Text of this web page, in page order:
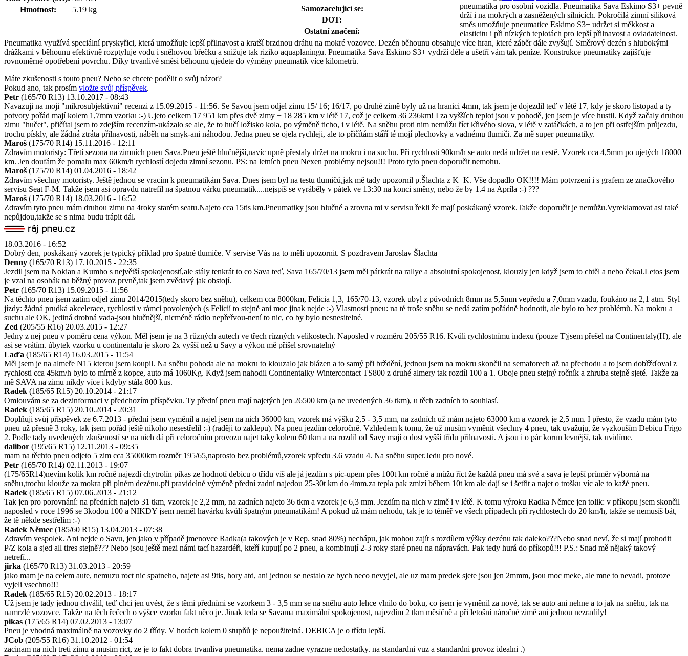
Hmotnost:
5.19 kg
Samozacelující se:
DOT:
Ostatní značení:
pneumatika pro osobní vozidla. Pneumatika Sava Eskimo S3+ pevně
drží i na mokrých a zasněžených silnicích. Pokročilá zimní siliková
směs umožňuje pneumatice Eskimo S3+ udržet si měkkost a
elasticitu i při nízkých teplotách pro lepší přilnavost a ovladatelnost.
Pneumatika využívá speciální pryskyřici, která umožňuje lepší přilnavost a kratší brzdnou dráhu na mokré vozovce. Dezén běhounu obsahuje více hran, které záběr dále zvyšují. Směrový dezén s hlubokými
drážkami v běhounu efektivně rozptyluje vodu i sněhovou břečku a snižuje tak riziko aquaplaningu. Pneumatika Sava Eskimo S3+ vydrží déle a ušetří vám tak peníze. Konstrukce pneumatiky zajišťuje
rovnoměrné opotřebení povrchu. Díky trvanlivé směsi běhounu ujedete do výměny pneumatik více kilometrů.
Máte zkušenosti s touto pneu? Nebo se chcete podělit o svůj názor?
Pokud ano, tak prosím vložte svůj příspěvek.
Petr (165/70 R13) 13.10.2017 - 08:43
Navazuji na moji "mikrosubjektivní" recenzi z 15.09.2015 - 11:56. Se Savou jsem odjel zimu 15/ 16; 16/17, po druhé zimě byly už na hranici 4mm, tak jsem je dojezdil teď v létě 17, kdy je skoro listopad a ty
potvory pořád mají kolem 1,7mm vzorku :-) Ujeto celkem 17 951 km přes dvě zimy + 18 285 km v létě 17, což je celkem 36 236km! I za vyšších teplot jsou v pohodě, jen jsem je více hustil. Když začaly druhou
zimu "hučet", přičítal jsem to zdejším recenzím-ukázalo se ale, že to hučí ložisko kola, po výměně ticho, i v létě. Na sněhu proti nim nemůžu říct křivého slova, v létě v zatáčkách, a to jen při ostřejším průjezdu,
trochu pískly, ale žádná ztráta přilnavosti, náběh na smyk-ani náhodou. Jedna pneu se ojela rychleji, ale to přičítám stáří té mojí plechovky a vadnému tlumiči. Za mě super pneumatiky.
Maroš (175/70 R14) 15.11.2016 - 12:11
Zdravím motoristy: Třetí sezona na zimních pneu Sava.Pneu ještě hlučnější,navíc upně přestaly držet na mokru i na suchu. Při rychlosti 90km/h se auto nedá udržet na cestě. Vzorek cca 4,5mm po ujetých 18000
km. Jen doufám že pomalu max 60km/h rychlostí dojedu zimní sezonu. PS: na letních pneu Nexen problémy nejsou!!! Proto tyto pneu doporučit nemohu.
Maroš (175/70 R14) 01.04.2016 - 18:42
Zdravím všechny motoristy. Ještě jednou se vracím k pneumatikám Sava. Dnes jsem byl na testu tlumičů,jak mě tady upozornil p.Šlachta z K+K. Vše dopadlo OK!!!! Mám potvrzení i s grafem ze značkového
servisu Seat F-M. Takže jsem asi opravdu natrefil na špatnou várku pneumatik....nejspíš se vyráběly v pátek ve 13:30 na konci směny, nebo že by 1.4 na Apríla :-) ???
Maroš (175/70 R14) 18.03.2016 - 16:52
Zdravím tyto pneu mám druhou zimu na 4roky starém seatu.Najeto cca 15tis km.Pneumatiky jsou hlučné a zrovna mi v servisu řekli že mají poskákaný vzorek.Takže doporučit je nemůžu.Vyreklamovat asi také
nepůjdou,takže se s nima budu trápit dál.
18.03.2016 - 16:52
Dobrý den, poskákaný vzorek je typický příklad pro špatné tlumiče. V servise Vás na to měli upozornit. S pozdravem Jaroslav Šlachta
Denny (165/70 R13) 17.10.2015 - 22:35
Jezdil jsem na Nokian a Kumho s největší spokojeností,ale stály tenkrát to co Sava teď, Sava 165/70/13 jsem měl párkrát na rallye a absolutní spokojenost, klouzly jen když jsem to chtěl a nebo čekal.Letos jsem
je vzal na osobák na běžný provoz prvně,tak jsem zvědavý jak obstojí.
Petr (165/70 R13) 15.09.2015 - 11:56
Na těchto pneu jsem zatím odjel zimu 2014/2015(tedy skoro bez sněhu), celkem cca 8000km, Felicia 1,3, 165/70-13, vzorek ubyl z původních 8mm na 5,5mm vepředu a 7,0mm vzadu, foukáno na 2,1 atm. Styl
jízdy: žádná prudká akcelerace, rychlosti v rámci povolených (s Felicií to stejně ani moc jinak nejde :-) Vlastnosti pneu: na té troše sněhu se nedá zatím pořádně hodnotit, ale bylo to bez problémů. Na mokru a
suchu ale OK, jediná drobná vada-jsou hlučnější, nicméně rádio nepřeřvou-není to nic, co by bylo nesnesitelné.
Zed (205/55 R16) 20.03.2015 - 12:27
Jedny z nej pneu v poměru cena výkon. Měl jsem je na 3 různých autech ve třech různých velikostech. Naposled v rozměru 205/55 R16. Kvůli rychlostnímu indexu (pouze T)jsem přešel na Continentaly(H), ale
asi se vrátím. úbytek vzorku u continentalu je skoro 2x vyšší než u Savy a výkon mě přišel srovnatelný
Laďa (185/65 R14) 16.03.2015 - 11:54
Měl jsem je na almeře N15 kterou jsem koupil. Na sněhu pohoda ale na mokru to klouzalo jak blázen a to samý při brždění, jednou jsem na mokru skončil na semaforech až na přechodu a to jsem dobřžďoval z
rychlosti cca 45km/h bylo to mírně z kopce, auto má 1060Kg. Když jsem nahodil Continentalky Wintercontact TS800 z druhé almery tak rozdíl 100 a 1. Oboje pneu stejný ročník a zhruba stejně sjeté. Takže za
mě SAVA na zimu nikdy více i kdyby stála 800 kus.
Radek (185/65 R15) 20.10.2014 - 21:17
Omlouvám se za dezinformaci v předchozím příspěvku. Ty přední pneu mají najetých jen 26500 km (a ne uvedených 36 tkm), u těch zadních to souhlasí.
Radek (185/65 R15) 20.10.2014 - 20:31
Doplňuji svůj příspěvek ze 6.7.2013 - přední jsem vyměnil a najel jsem na nich 36000 km, vzorek má výšku 2,5 - 3,5 mm, na zadních už mám najeto 63000 km a vzorek je 2,5 mm. I přesto, že vzadu mám tyto
pneu už přesně 3 roky, tak jsem pořád ještě nikoho nesestřelil :-) (raději to zaklepu). Na pneu jezdím celoročně. Vzhledem k tomu, že už musím vyměnit všechny 4 pneu, tak uvažuju, že vyzkouším Debicu Frigo
2. Podle tady uvedených zkušeností se na nich dá při celoročním provozu najet taky kolem 60 tkm a na rozdíl od Savy mají o dost vyšší třídu přilnavosti. A jsou i o pár korun levnější, tak uvidíme.
dalibor (195/65 R15) 12.11.2013 - 09:35
mam na těchto pneu odjeto 5 zim cca 35000km rozměr 195/65,naprosto bez problémů,vzorek vpředu 3.6 vzadu 4. Na sněhu super.Jedu pro nové.
Petr (165/70 R14) 02.11.2013 - 19:07
(175/65R14)nevím kolik km ročně najezdí chytrolín pikas ze hodnotí debicu o třídu víš ale já jezdím s pic-upem přes 100t km ročně a můžu říct že každá pneu má své a sava je lepší průměr výborná na
sněhu,trochu klouže za mokra při plném dezénu.při pravidelné výměně přední zadní najedou 25-30t km do 4mm.za tepla pak zmizí během 10t km ale dají se i šetřit a najet o trošku víc ale to kažé pneu.
Radek (185/65 R15) 07.06.2013 - 21:12
Tak jen pro porovnání: na předních najeto 31 tkm, vzorek je 2,2 mm, na zadních najeto 36 tkm a vzorek je 6,3 mm. Jezdím na nich v zimě i v létě. K tomu výroku Radka Němce jen tolik: v příkopu jsem skončil
naposled v roce 1996 se 3kodou 100 a NIKDY jsem neměl havárku kvůli špatným pneumatikám! A pokud už mám nehodu, tak je to téměř ve všech případech při rychlostech do 20 km/h, takže se nemusíš bát,
že tě někde sestřelím :-)
Radek Němec (185/60 R15) 13.04.2013 - 07:38
Zdravím vespolek. Ani nejde o Savu, jen jako v případě jmenovce Radka(a takových je v Rep. snad 80%) nechápu, jak mohou zajít s rozdílem výšky dezénu tak daleko???Nebo snad neví, že si mají prohodit
P/Z kola a sjed all tires stejně??? Nebo jsou ještě mezi námi tací hazardéři, kteří kupují po 2 pneu, a kombinují 2-3 roky staré pneu na nápravách. Pak tedy hurá do příkopů!!! P.S.: Snad mě nějaký takový
netrefí...
jirka (165/70 R13) 31.03.2013 - 20:59
jako mam je na celem aute, nemuzu roct nic spatneho, najete asi 9tis, hory atd, ani jednou se nestalo ze bych neco nevyjel, ale uz mam predek sjete jsou jen 2mmm, jsou moc meke, ale mne to nevadi, protoze
vyjeli vsechno!!!
Radek (185/65 R15) 20.02.2013 - 18:17
Už jsem je tady jednou chválil, teď chci jen uvést, že s těmi předními se vzorkem 3 - 3,5 mm se na sněhu auto lehce vlnilo do boku, co jsem je vyměnil za nové, tak se auto ani nehne a to jak na sněhu, tak na
namrzlé vozovce. Takže na těch řečech o výšce vzorku fakt něco je. Jinak teda se Savama maximální spokojenost, najezdím 2 tkm měsíčně a při letošní náročné zimě ani jednou nezradily!
pikas (175/65 R14) 07.02.2013 - 13:07
Pneu je vhodná maximálně na vozovky do 2 třídy. V horách kolem 0 stupňů je nepoužitelná. DEBICA je o třídu lepší.
JCob (205/55 R16) 31.10.2012 - 01:54
zacinam na nich treti zimu a musim rict, ze je to fakt dobra trvanliva pneumatika. nema zadne vyrazne nedostatky. na standardni vuz a standardni provoz idealni .)